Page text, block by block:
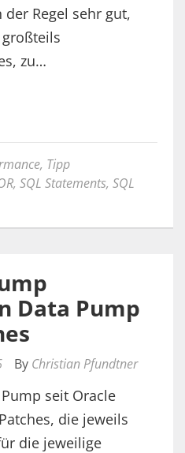
Regel sehr gut,
zu…
, Tipp
, SQL Statements, SQL
Data Pump
By Christian Pfundtner
seit Oracle
die jeweils
die jeweilige